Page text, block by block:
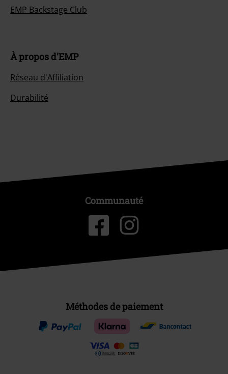
EMP Backstage Club
À propos d'EMP
Réseau d'Affiliation
Durabilité
Communauté
Méthodes de paiement